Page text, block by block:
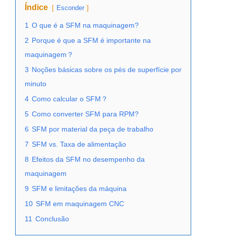
Índice Esconder
1 O que é a SFM na maquinagem?
2 Porque é que a SFM é importante na
maquinagem？
3 Noções básicas sobre os pés de superfície por
minuto
4 Como calcular o SFM？
5 Como converter SFM para RPM?
6 SFM por material da peça de trabalho
7 SFM vs. Taxa de alimentação
8 Efeitos da SFM no desempenho da
maquinagem
9 SFM e limitações da máquina
10 SFM em maquinagem CNC
11 Conclusão